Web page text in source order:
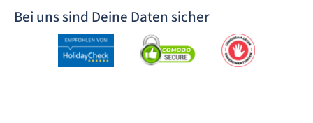
Bei uns sind Deine Daten sicher